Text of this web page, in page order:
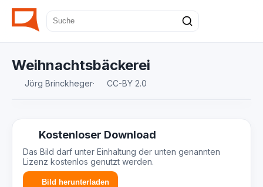
Weihnachtsbäckerei
Jörg Brinckheger· CC-BY 2.0
Kostenloser Download
Das Bild darf unter Einhaltung der unten genannten
Lizenz kostenlos genutzt werden.
Bild herunterladen